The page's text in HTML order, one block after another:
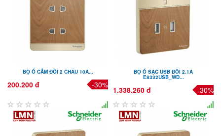
BỘ Ổ CẮM ĐÔI 2 CHẤU 10A...
200.200 đ -30%
BỘ Ổ SẠC USB ĐÔI 2.1A
E8332USB_WD...
1.338.260 đ -30%